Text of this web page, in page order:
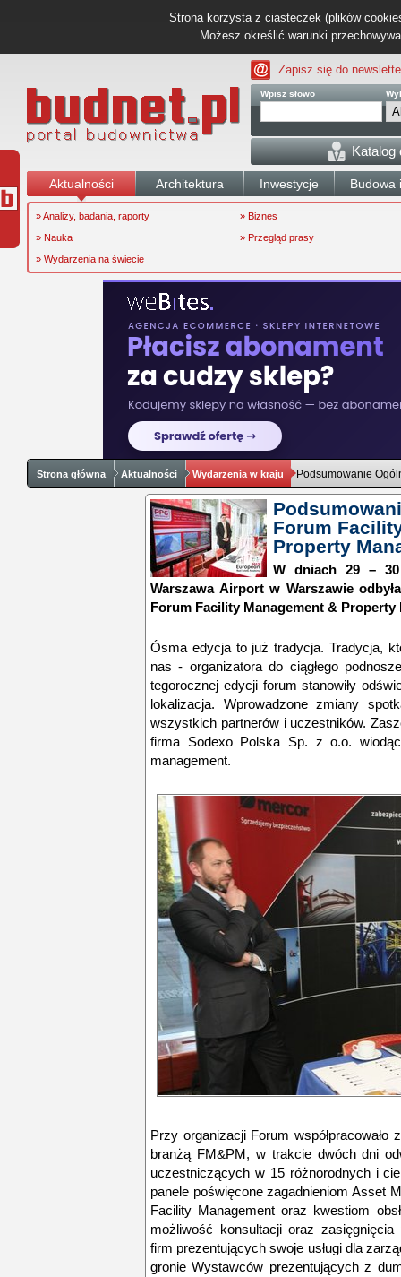
Strona korzysta z ciasteczek (plików
Możesz określić warunki
Zapisz się do
Wpisz słowo
Katalog
Aktualności Architektura Inwestycje Budowa
» Analizy, badania, raporty
» Biznes
» Nauka
» Przegląd prasy
» Wydarzenia na świecie
Strona główna Aktualności Wydarzenia w kraju Podsumowanie
Forum
Property
W dniach 29 –
Warszawa Airport w Warszawie
Forum Facility Management & Property
Ósma edycja to już tradycja. Tradycja,
nas - organizatora do ciągłego
tegorocznej edycji forum stanowiły
lokalizacja. Wprowadzone zmiany
wszystkich partnerów i uczestników.
firma Sodexo Polska Sp. z o.o.
management.
Przy organizacji Forum
branżą FM&PM, w trakcie dwóch dni
uczestniczących w 15 różnorodnych i
panele poświęcone zagadnieniom Asset
Facility Management oraz kwestiom
możliwość konsultacji oraz
firm prezentujących swoje usługi dla
gronie Wystawców prezentujących z